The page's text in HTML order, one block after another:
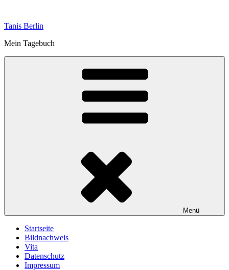
springen
Tanis Berlin
Mein Tagebuch
Menü
Startseite
Bildnachweis
Vita
Datenschutz
Impressum